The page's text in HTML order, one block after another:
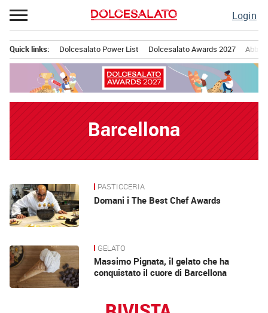
Passa
al
Login
principale
Quick links: Dolcesalato Power List Dolcesalato Awards 2027
Barcellona
News PASTICCERIA
Domani i The Best Chef Awards
GELATO
Massimo Pignata, il gelato che ha
conquistato il cuore di Barcellona